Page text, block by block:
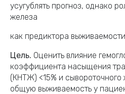
усугублять прогноз, однако
железа
как предиктора
Цель. Оценить влияние
коэффициента насыщения
(КНТЖ) <15% и
общую выживаемость у